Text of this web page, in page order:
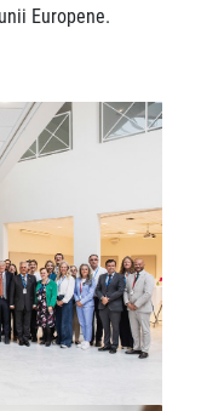
Europene.